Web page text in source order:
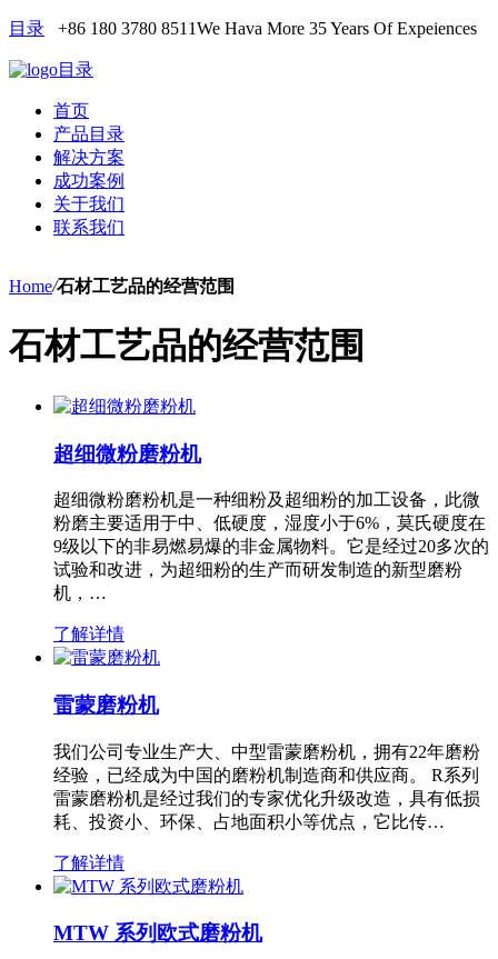
目录 +86 180 3780 8511We Hava More 35 Years Of Expeiences
目录
首页
产品目录
解决方案
成功案例
关于我们
联系我们
Home/石材工艺品的经营范围
石材工艺品的经营范围
超细微粉磨粉机
超细微粉磨粉机是一种细粉及超细粉的加工设备，此微
粉磨主要适用于中、低硬度，湿度小于6%，莫氏硬度在
9级以下的非易燃易爆的非金属物料。它是经过20多次的
试验和改进，为超细粉的生产而研发制造的新型磨粉
机，…
了解详情
雷蒙磨粉机
我们公司专业生产大、中型雷蒙磨粉机，拥有22年磨粉
经验，已经成为中国的磨粉机制造商和供应商。 R系列
雷蒙磨粉机是经过我们的专家优化升级改造，具有低损
耗、投资小、环保、占地面积小等优点，它比传…
了解详情
MTW 系列欧式磨粉机